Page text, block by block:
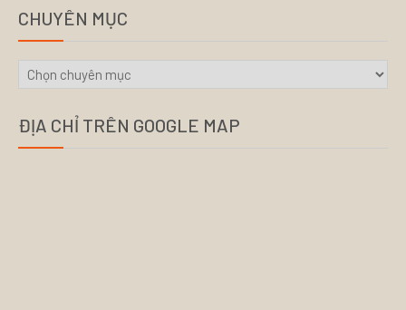
CHUYÊN MỤC
CHUYÊN
ĐỊA CHỈ TRÊN GOOGLE MAP